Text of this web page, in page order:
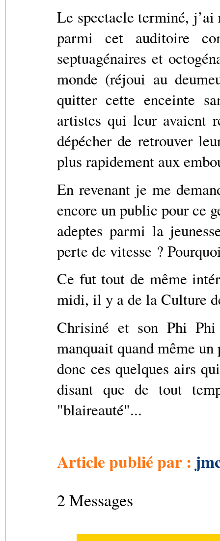
Le spectacle terminé, j’ai
parmi cet auditoire
septuagénaires et
monde (réjoui au
quitter cette enceinte
artistes qui leur avaient
dépécher de retrouver
plus rapidement aux
En revenant je me
encore un public pour ce
adeptes parmi la
perte de vitesse ?
Ce fut tout de même
midi, il y a de la Culture
Chrisiné et son Phi
manquait quand même un
donc ces quelques airs
disant que de tout
"blaireauté"...
Article publié par :
2 Messages